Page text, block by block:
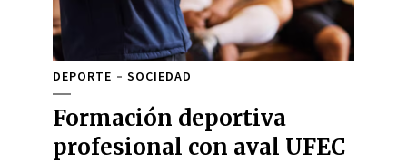
DEPORTE SOCIEDAD
Formación deportiva
profesional con aval UFEC